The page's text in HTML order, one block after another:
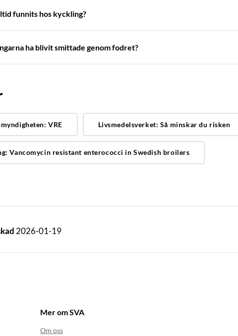
funnits hos kyckling?
ha blivit smittade genom fodret?
VRE Livsmedelsverket: Så minskar du risken
Vancomycin resistant enterococci in Swedish broilers
2026-01-19
Mer om SVA
Om oss